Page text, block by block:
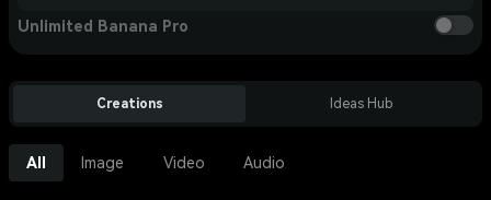
Unlimited Banana Pro
Creations Ideas Hub
All Image Video Audio